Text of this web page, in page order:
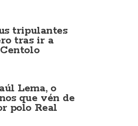
tripulantes
tras ir a
Lema, o
que vén de
polo Real